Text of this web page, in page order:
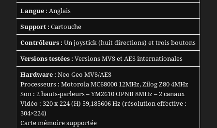
Langue : Anglais
Support : Cartouche
Contrôleurs : Un joystick (huit directions) et trois boutons
Versions testées : Versions MVS et AES internationales
Hardware : Neo Geo MVS/AES
Processeurs : Motorola MC68000 12MHz, Zilog Z80 4MHz
Son : 2 hauts-parleurs – YM2610 OPNB 8MHz – 2 canaux
Vidéo : 320 x 224 (H) 59,185606 Hz (résolution effective :
304×224)
Carte mémoire supportée